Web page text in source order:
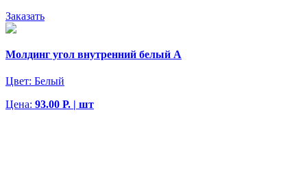
Заказать
Молдинг угол внутренний белый А
Цвет: Белый
Цена: 93.00 Р. | шт